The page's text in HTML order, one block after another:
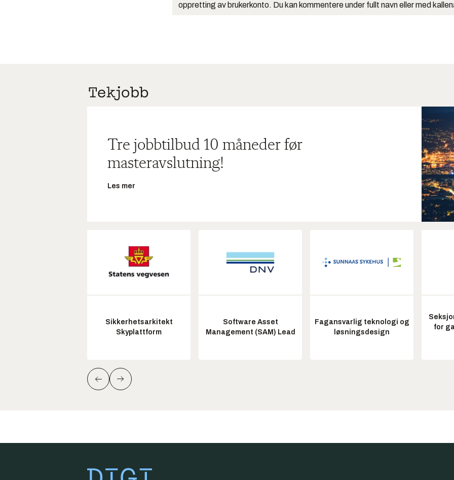
oppretting av brukerkonto. Du kan kommentere under fullt navn eller med
Tre jobbtilbud 10 måneder før
masteravslutning!
Les mer
Sikkerhetsarkitekt
Skyplattform
Software Asset
Management (SAM) Lead
Fagansvarlig teknologi og
løsningsdesign
for